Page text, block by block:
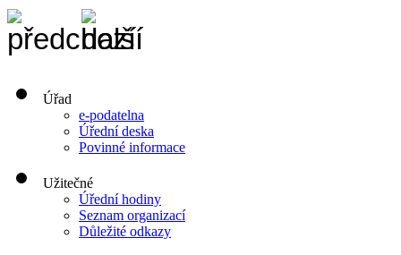
Úřad
e-podatelna
Úřední deska
Povinné informace
Užitečné
Úřední hodiny
Seznam organizací
Důležité odkazy